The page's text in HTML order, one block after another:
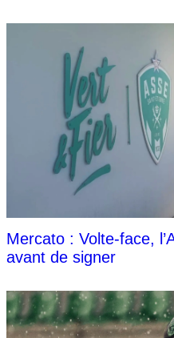
Mercato : Volte-face,
avant de signer